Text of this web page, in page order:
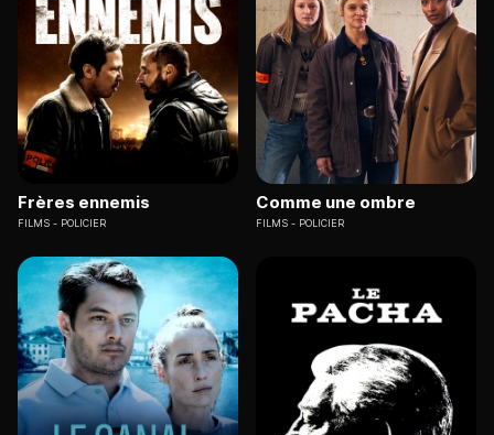
Frères ennemis
FILMS POLICIER
Comme une ombre
FILMS POLICIER